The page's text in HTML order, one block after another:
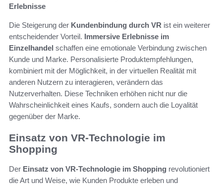
Erlebnisse
Die Steigerung der Kundenbindung durch VR ist ein weiterer
entscheidender Vorteil. Immersive Erlebnisse im
Einzelhandel schaffen eine emotionale Verbindung zwischen
Kunde und Marke. Personalisierte Produktempfehlungen,
kombiniert mit der Möglichkeit, in der virtuellen Realität mit
anderen Nutzern zu interagieren, verändern das
Nutzerverhalten. Diese Techniken erhöhen nicht nur die
Wahrscheinlichkeit eines Kaufs, sondern auch die Loyalität
gegenüber der Marke.
Einsatz von VR-Technologie im
Shopping
Der Einsatz von VR-Technologie im Shopping revolutioniert
die Art und Weise, wie Kunden Produkte erleben und